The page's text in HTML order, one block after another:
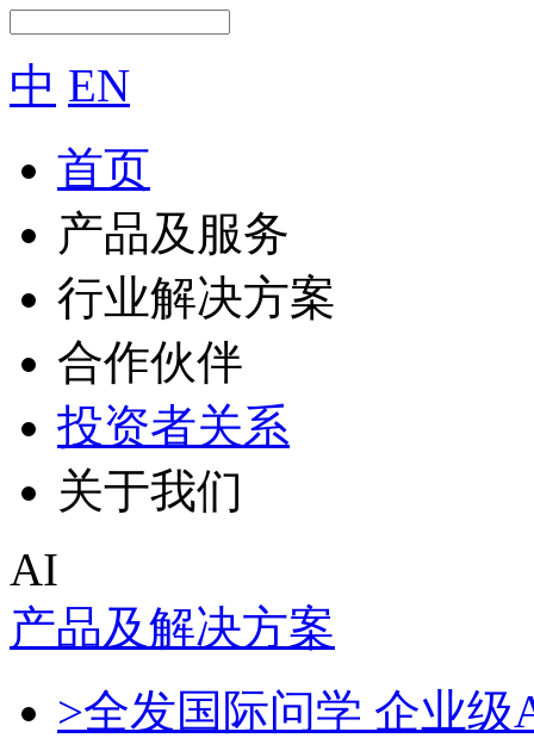
中 EN
首页
产品及服务
行业解决方案
合作伙伴
投资者关系
关于我们
AI
产品及解决方案
>全发国际问学 企业级